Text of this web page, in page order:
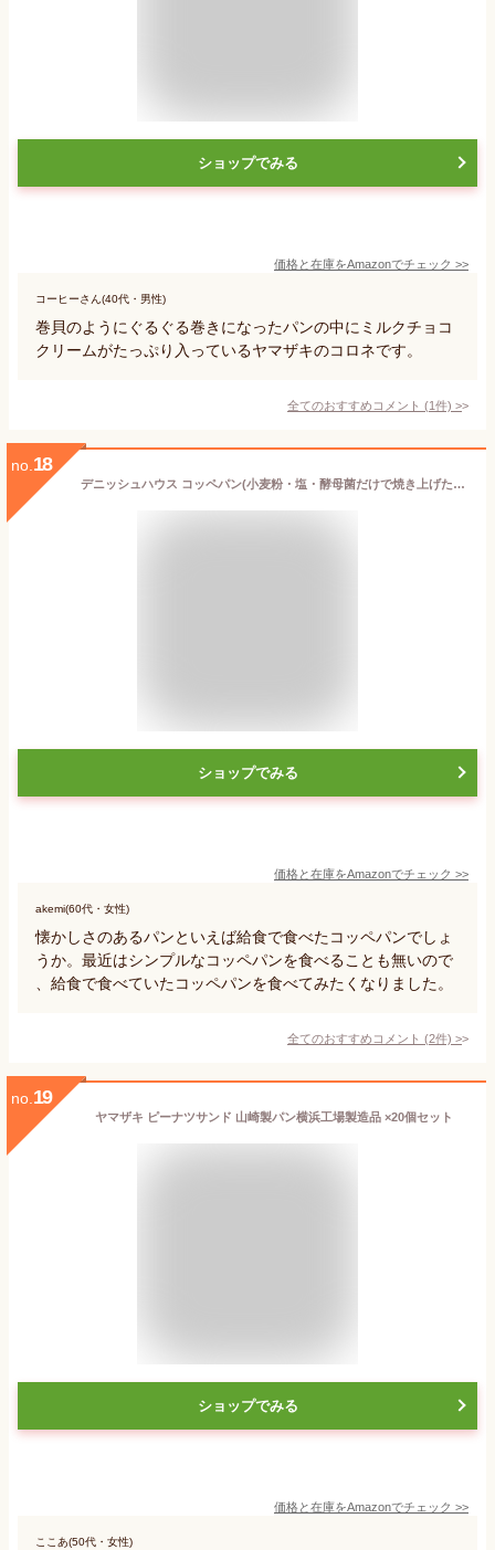
ショップでみる
価格と在庫をAmazonでチェック >>
コーヒーさん(40代・男性)
巻貝のようにぐるぐる巻きになったパンの中にミルクチョコ
クリームがたっぷり入っているヤマザキのコロネです。
全てのおすすめコメント (1件) >
no. 18
デニッシュハウス コッペパン(小麦粉・塩・酵母菌だけで焼き上げたパン)5本×2セット
ショップでみる
価格と在庫をAmazonでチェック >>
akemi(60代・女性)
懐かしさのあるパンといえば給食で食べたコッペパンでしょ
うか。最近はシンプルなコッペパンを食べることも無いので
、給食で食べていたコッペパンを食べてみたくなりました。
全てのおすすめコメント (2件) >
no. 19
ヤマザキ ピーナツサンド 山崎製パン横浜工場製造品 ×20個セット
ショップでみる
価格と在庫をAmazonでチェック >>
ここあ(50代・女性)